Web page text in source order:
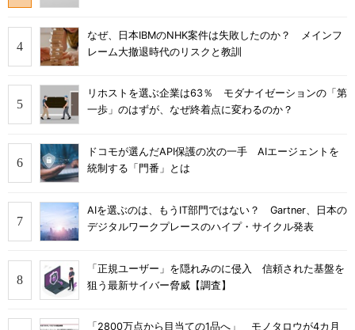
なぜ、日本IBMのNHK案件は失敗したのか？ メインフ
レーム大撤退時代のリスクと教訓
リホストを選ぶ企業は63％ モダナイゼーションの「第
一歩」のはずが、なぜ終着点に変わるのか？
ドコモが選んだAPI保護の次の一手 AIエージェントを
統制する「門番」とは
AIを選ぶのは、もうIT部門ではない？ Gartner、日本の
デジタルワークプレースのハイプ・サイクル発表
「正規ユーザー」を隠れみのに侵入 信頼された基盤を
狙う最新サイバー脅威【調査】
「2800万点から目当ての1品へ」 モノタロウが4カ月